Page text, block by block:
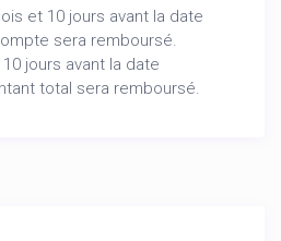
et 10 jours avant la date
sera remboursé.
jours avant la date
total sera remboursé.